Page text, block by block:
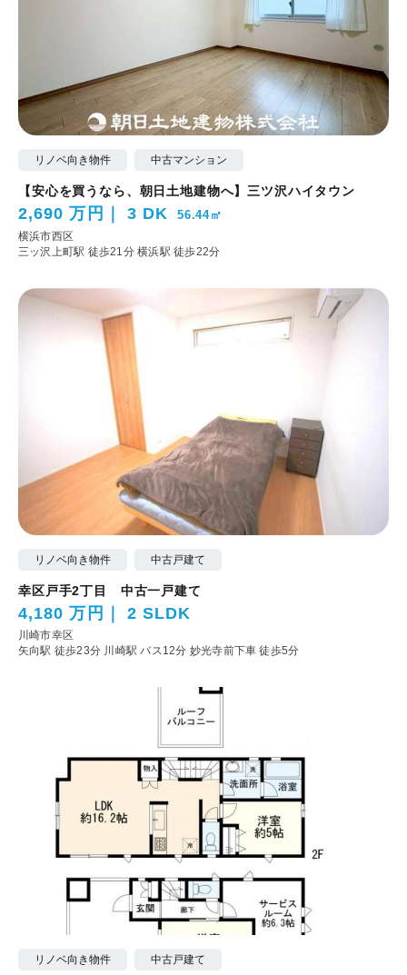
リノベ向き物件 中古マンション
【安心を買うなら、朝日土地建物へ】三ツ沢ハイタウン
2,690 万円 3 DK 56.44㎡
横浜市西区
三ッ沢上町駅 徒歩21分横浜駅 徒歩22分
リノベ向き物件 中古戸建て
幸区戸手2丁目 中古一戸建て
4,180 万円 2 SLDK
川崎市幸区
矢向駅 徒歩23分 川崎駅 バス12分 妙光寺前下車 徒歩5分
リノベ向き物件 中古戸建て